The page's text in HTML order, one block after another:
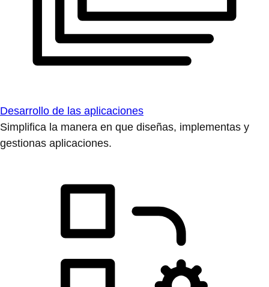
Desarrollo de las aplicaciones
Simplifica la manera en que diseñas, implementas y
gestionas aplicaciones.